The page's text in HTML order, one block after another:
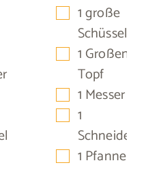
▢
1 große
Schüssel
▢
1 Großen
Topf
▢
1 Messer
▢
1
▢
1 Pfanne